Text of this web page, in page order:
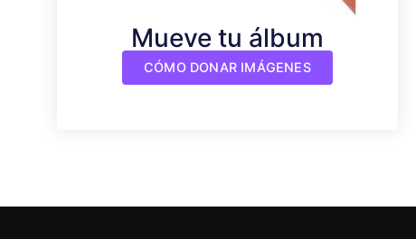
Mueve tu álbum
CÓMO DONAR IMÁGENES